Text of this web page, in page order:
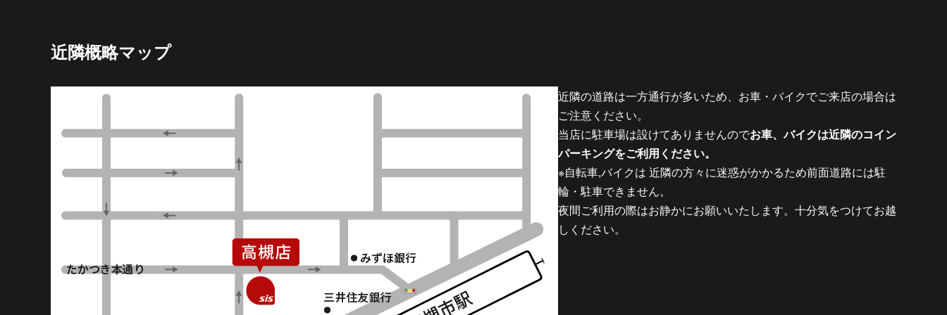
近隣概略マップ
近隣の道路は一方通行が多いため、お車・バイクでご来店の場合は
ご注意ください。
当店に駐車場は設けてありませんのでお車、バイクは近隣のコイン
パーキングをご利用ください。
※自転車,バイクは 近隣の方々に迷惑がかかるため前面道路には駐
輪・駐車できません。
夜間ご利用の際はお静かにお願いいたします。十分気をつけてお越
しください。